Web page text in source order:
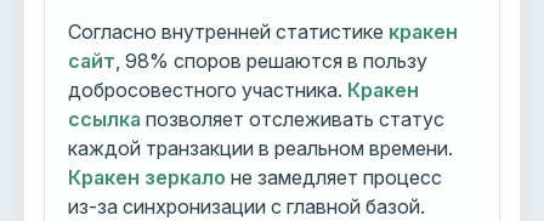
Согласно внутренней статистике кракен
сайт , 98% споров решаются в пользу
добросовестного участника. Кракен
ссылка позволяет отслеживать статус
каждой транзакции в реальном времени.
Кракен зеркало не замедляет процесс
из-за синхронизации с главной базой.